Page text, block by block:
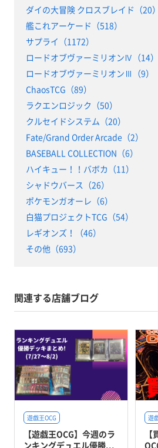
ダイの大冒険 クロスブレイド（20）
艦これアーケード（518）
サプライ（1172）
ロードオブヴァーミリオンⅣ（14）
ロードオブヴァーミリオンⅢ（9）
ChaosTCG（89）
ラクエンロジック（50）
クルセイドシステム（20）
Fate/Grand Order Arcade（2）
BASEBALL COLLECTION（6）
ハイキュー！！バボカ（11）
シャドウバース（26）
ポケモンガオーレ（6）
白猫プロジェクトTCG（54）
レギオンズ！（46）
その他（693）
関連する店舗ブログ
遊戯王OCG
【遊戯王OCG】今週のラ
ンキングデュエル優勝...
遊